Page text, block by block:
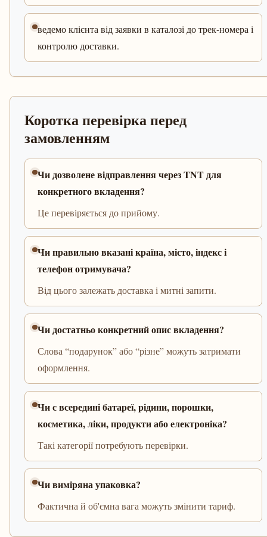
ведемо клієнта від заявки в каталозі до трек-номера і
контролю доставки.
Коротка перевірка перед
замовленням
Чи дозволене відправлення через TNT для
конкретного вкладення?
Це перевіряється до прийому.
Чи правильно вказані країна, місто, індекс і
телефон отримувача?
Від цього залежать доставка і митні запити.
Чи достатньо конкретний опис вкладення?
Слова “подарунок” або “різне” можуть затримати
оформлення.
Чи є всередині батареї, рідини, порошки,
косметика, ліки, продукти або електроніка?
Такі категорії потребують перевірки.
Чи виміряна упаковка?
Фактична й об'ємна вага можуть змінити тариф.